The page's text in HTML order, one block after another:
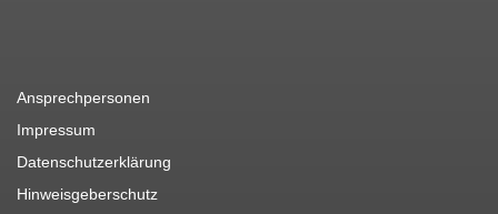
Ansprechpersonen
Impressum
Datenschutzerklärung
Hinweisgeberschutz